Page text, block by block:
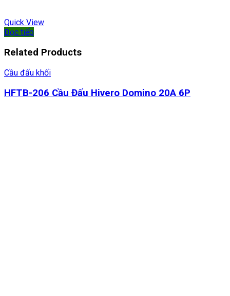
Quick View
Đọc tiếp
Related Products
Cầu đấu khối
HFTB-206 Cầu Đấu Hivero Domino 20A 6P